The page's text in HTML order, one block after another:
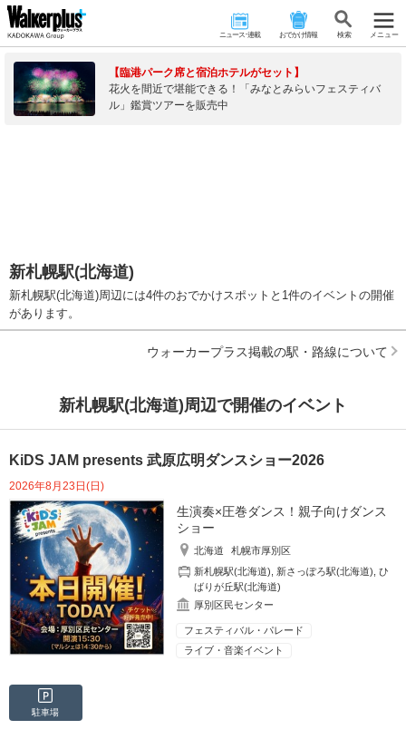
ニュース･連載 おでかけ情報 検 索 メニュー
【臨港パーク席と宿泊ホテルがセット】
花火を間近で堪能できる！「みなとみらいフェスティバ
ル」鑑賞ツアーを販売中
新札幌駅(北海道)
新札幌駅(北海道)周辺には4件のおでかけスポットと1件のイベントの開催
があります。
ウォーカープラス掲載の駅・路線について
新札幌駅(北海道)周辺で開催のイベント
KiDS JAM presents 武原広明ダンスショー2026
2026年8月23日(日)
生演奏×圧巻ダンス！親子向けダンス
ショー
北海道
札幌市厚別区
新札幌駅(北海道)
新さっぽろ駅(北海道) ,ひ
ばりが丘駅(北海道)
厚別区民センター
フェスティバル・パレード
ライブ・音楽イベント
駐車場